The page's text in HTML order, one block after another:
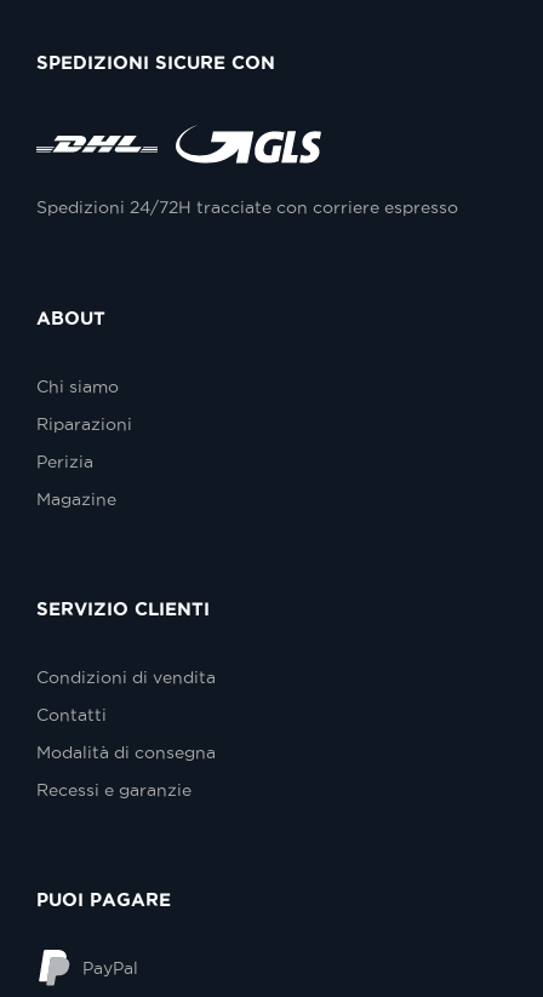
SPEDIZIONI SICURE CON
Spedizioni 24/72H tracciate con corriere espresso
ABOUT
Chi siamo
Riparazioni
Perizia
Magazine
SERVIZIO CLIENTI
Condizioni di vendita
Contatti
Modalità di consegna
Recessi e garanzie
PUOI PAGARE
PayPal